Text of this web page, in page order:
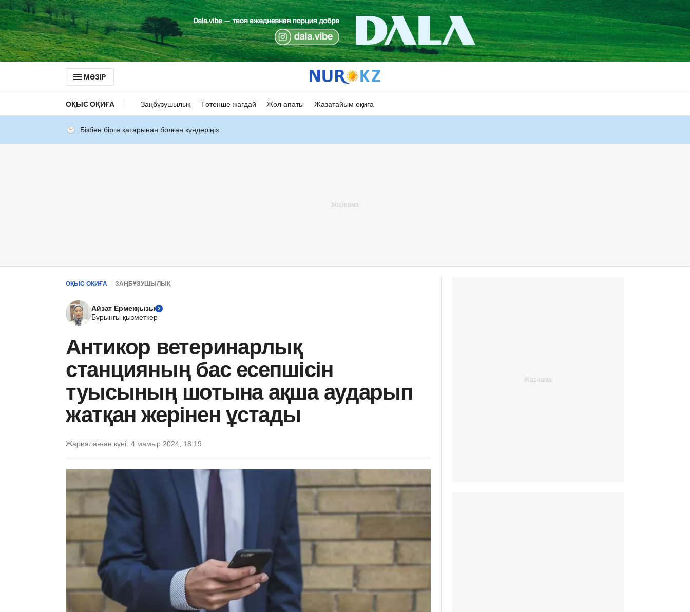
МӘЗІР
ОҚЫС ОҚИҒА Заңбұзушылық Төтенше жағдай Жол апаты Жазатайым оқиға
Бізбен бірге қатарынан болған күндеріңіз
ОҚЫС ОҚИҒА ЗАҢБҰЗУШЫЛЫҚ
Айзат Ермекқызы
Бұрынғы қызметкер
Антикор ветеринарлық
станцияның бас есепшісін
туысының шотына ақша аударып
жатқан жерінен ұстады
Жарияланған күні: 4 мамыр 2024, 18:19